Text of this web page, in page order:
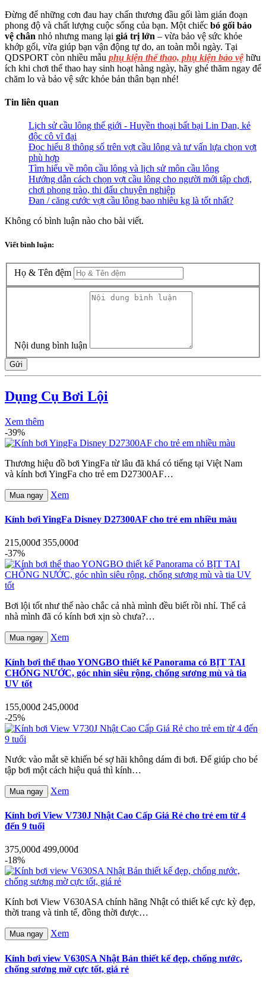
Đừng để những cơn đau hay chấn thương đầu gối làm gián đoạn
phong độ và chất lượng cuộc sống của bạn. Một chiếc bó gối bảo
vệ chân nhỏ nhưng mang lại giá trị lớn – vừa bảo vệ sức khỏe
khớp gối, vừa giúp bạn vận động tự do, an toàn mỗi ngày. Tại
QDSPORT còn nhiều mẫu phụ kiện thể thao, phụ kiện bảo vệ hữu
ích khi chơi thể thao hay sinh hoạt hàng ngày, hãy ghé thăm ngay để
chăm lo và bảo vệ sức khỏe bản thân bạn nhé!
Tin liên quan
Lịch sử cầu lông thế giới - Huyền thoại bất bại Lin Dan, kẻ
độc cô vĩ đại
Đọc hiểu 8 thông số trên vợt cầu lông và tư vấn lựa chọn vợt
phù hợp
Tìm hiểu về môn cầu lông và lịch sử môn cầu lông
Hướng dẫn cách chọn vợt cầu lông cho người mới tập chơi,
chơi phong trào, thi đấu chuyên nghiệp
Đan / căng cước vợt cầu lông bao nhiêu kg là tốt nhất?
Không có bình luận nào cho bài viết.
Viết bình luận:
Họ & Tên đệm
Nội dung bình luận
Gửi
Dụng Cụ Bơi Lội
Xem thêm
-39%
Thương hiệu đồ bơi YingFa từ lâu đã khá có tiếng tại Việt Nam
và kính bơi YingFa cho trẻ em D27300AF…
Mua ngay Xem
Kính bơi YingFa Disney D27300AF cho trẻ em nhiều màu
215,000đ 355,000đ
-37%
Bơi lội tốt như thế nào chắc cả nhà mình đều biết rồi nhỉ. Thế cả
nhà mình đã có kính bơi xịn sò chưa?…
Mua ngay Xem
Kính bơi thể thao YONGBO thiết kế Panorama có BỊT TAI
CHỐNG NƯỚC, góc nhìn siêu rộng, chống sương mù và tia
UV tốt
155,000đ 245,000đ
-25%
Nước vào mắt sẽ khiến bé sợ hãi không dám đi bơi. Để giúp cho bé
tập bơi một cách hiệu quả thì kính…
Mua ngay Xem
Kính bơi View V730J Nhật Cao Cấp Giá Rẻ cho trẻ em từ 4
đến 9 tuổi
375,000đ 499,000đ
-18%
Kính bơi View V630ASA chính hãng Nhật có thiết kế cực kỳ đẹp,
thời trang và tinh tế, đồng thời được…
Mua ngay Xem
Kính bơi view V630SA Nhật Bản thiết kế đẹp, chống nước,
chống sương mờ cực tốt, giá rẻ